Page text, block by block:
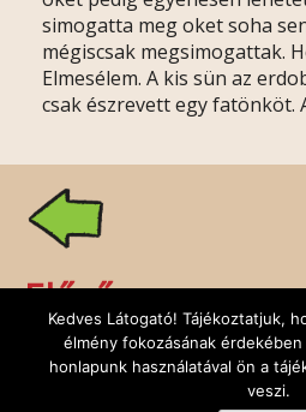
simogatta meg oket soha
mégiscsak megsimogattak.
Elmesélem. A kis sün az
csak észrevett egy fatönköt.
Előző
Kapcsolat
Kedves Látogató! Tájékoztatjuk,
élmény fokozásának
honlapunk használatával ön a
veszi.